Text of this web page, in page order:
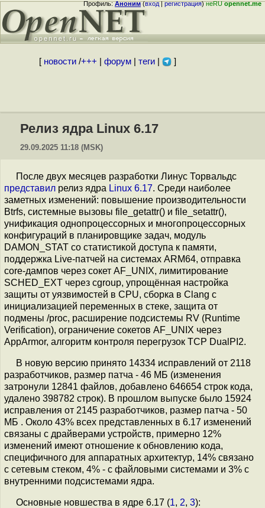
Профиль:Аноним(вход|регистрация)неRUopennet.me
[ новости/+++ форум| теги| ]
Релиз ядра Linux 6.17
29.09.2025 11:18 (MSK)
После двух месяцев разработки Линус Торвальдс
представил релиз ядра Linux 6.17. Среди наиболее
заметных изменений: повышение производительности
Btrfs, системные вызовы file_getattr() и file_setattr(),
унификация однопроцессорных и многопроцессорных
конфигураций в планировщике задач, модуль
DAMON_STAT со статистикой доступа к памяти,
поддержка Live-патчей на системах ARM64, отправка
core-дампов через сокет AF_UNIX, лимитирование
SCHED_EXT через cgroup, упрощённая настройка
защиты от уязвимостей в CPU, сборка в Clang с
инициализацией переменных в стеке, защита от
подмены /proc, расширение подсистемы RV (Runtime
Verification), ограничение сокетов AF_UNIX через
AppArmor, алгоритм контроля перегрузок TCP DualPI2.
В новую версию принято 14334 исправлений от 2118
разработчиков, размер патча - 46 МБ (изменения
затронули 12841 файлов, добавлено 646654 строк кода,
удалено 398782 строк). В прошлом выпуске было 15924
исправления от 2145 разработчиков, размер патча - 50
МБ . Около 43% всех представленных в 6.17 изменений
связаны с драйверами устройств, примерно 12%
изменений имеют отношение к обновлению кода,
специфичного для аппаратных архитектур, 14% связано
с сетевым стеком, 4% - с файловыми системами и 3% c
внутренними подсистемами ядра.
Основные новшества в ядре 6.17 (1, 2, 3):